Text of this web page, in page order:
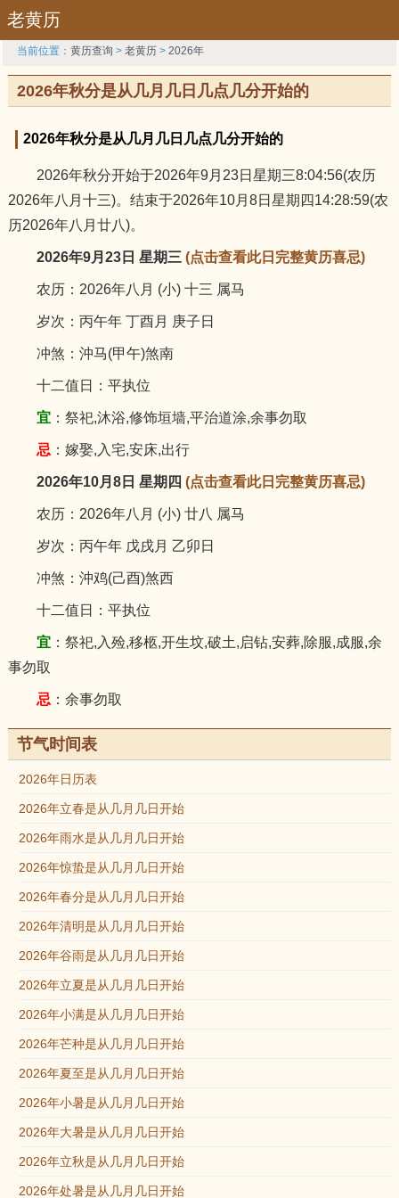
老黄历
当前位置：黄历查询 >老黄历 >2026年
2026年秋分是从几月几日几点几分开始的
2026年秋分是从几月几日几点几分开始的
2026年秋分开始于2026年9月23日星期三8:04:56(农历
2026年八月十三)。结束于2026年10月8日星期四14:28:59(农
历2026年八月廿八)。
2026年9月23日 星期三 (点击查看此日完整黄历喜忌)
农历：2026年八月 (小) 十三 属马
岁次：丙午年 丁酉月 庚子日
冲煞：沖马(甲午)煞南
十二值日：平执位
宜：祭祀,沐浴,修饰垣墙,平治道涂,余事勿取
忌 ：嫁娶,入宅,安床,出行
2026年10月8日 星期四 (点击查看此日完整黄历喜忌)
农历：2026年八月 (小) 廿八 属马
岁次：丙午年 戊戌月 乙卯日
冲煞：沖鸡(己酉)煞西
十二值日：平执位
宜：祭祀,入殓,移柩,开生坟,破土,启钻,安葬,除服,成服,余
事勿取
忌 ：余事勿取
节气时间表
2026年日历表
2026年立春是从几月几日开始
2026年雨水是从几月几日开始
2026年惊蛰是从几月几日开始
2026年春分是从几月几日开始
2026年清明是从几月几日开始
2026年谷雨是从几月几日开始
2026年立夏是从几月几日开始
2026年小满是从几月几日开始
2026年芒种是从几月几日开始
2026年夏至是从几月几日开始
2026年小暑是从几月几日开始
2026年大暑是从几月几日开始
2026年立秋是从几月几日开始
2026年处暑是从几月几日开始